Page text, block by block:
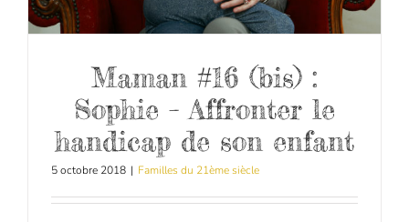
Maman #16 (bis) :
Sophie – Affronter le
handicap de son enfant
5 octobre 2018 | Familles du 21ème siècle